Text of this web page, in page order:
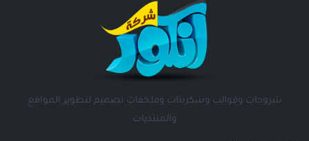
شروحات وقوالب وسكربتات وملحقات تصميم لتطوير المواقع
والمنتديات